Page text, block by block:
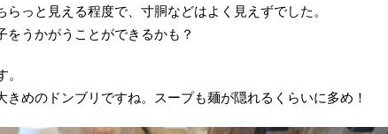
っと見える程度で、寸胴などはよく見えずでした。
うかがうことができるかも？
めのドンブリですね。スープも麺が隠れるくらいに多め！